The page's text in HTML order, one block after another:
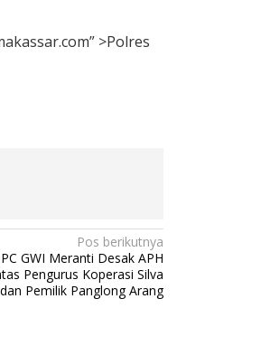
>Polres
Pos berikutnya
GWI Meranti Desak APH
Pengurus Koperasi Silva
dan Pemilik Panglong Arang